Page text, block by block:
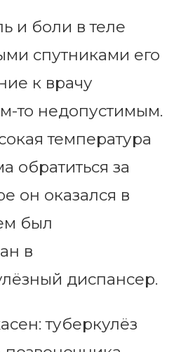
и боли в теле
спутниками его
к врачу
то недопустимым.
температура
обратиться за
он оказался в
был
в
диспансер.
туберкулёз